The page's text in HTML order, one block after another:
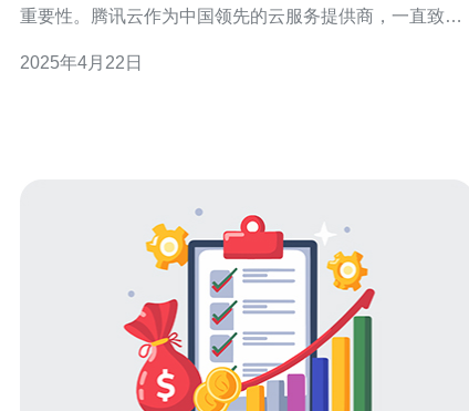
重要性。腾讯云作为中国领先的云服务提供商，一直致力
腾讯云也提供了出色的台湾云服务器服务，为客户提供稳
2025年4月22日